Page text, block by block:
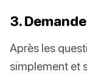
3.
Après les
simplement et